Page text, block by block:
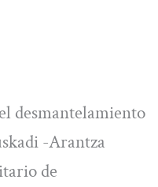
desmantelamiento
-Arantza
de